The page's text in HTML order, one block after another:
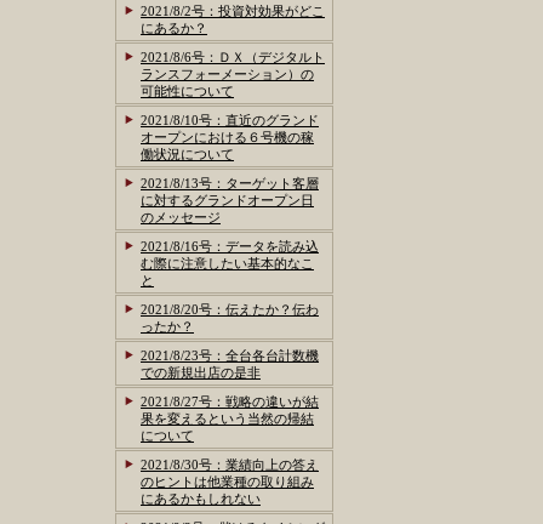
2021/8/2号：投資対効果がどこ
にあるか？
2021/8/6号：ＤＸ（デジタルト
ランスフォーメーション）の
可能性について
2021/8/10号：直近のグランド
オープンにおける６号機の稼
働状況について
2021/8/13号：ターゲット客層
に対するグランドオープン日
のメッセージ
2021/8/16号：データを読み込
む際に注意したい基本的なこ
と
2021/8/20号：伝えたか？伝わ
ったか？
2021/8/23号：全台各台計数機
での新規出店の是非
2021/8/27号：戦略の違いが結
果を変えるという当然の帰結
について
2021/8/30号：業績向上の答え
のヒントは他業種の取り組み
にあるかもしれない